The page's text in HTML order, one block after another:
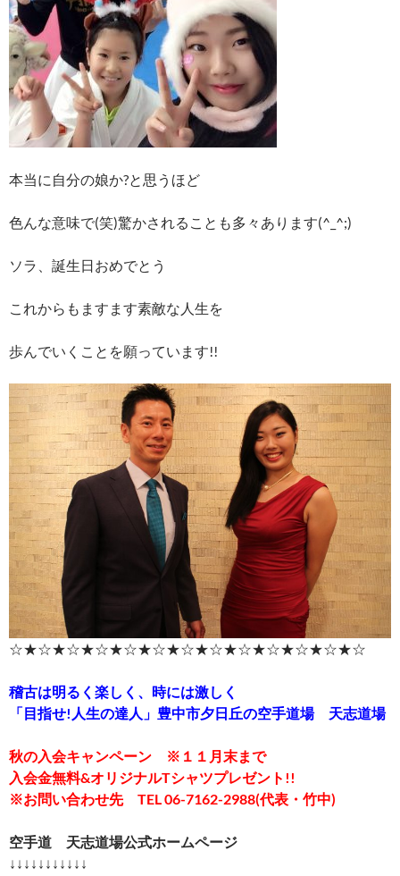
本当に自分の娘か?と思うほど
色んな意味で(笑)驚かされることも多々あります(^_^;)
ソラ、誕生日おめでとう
これからもますます素敵な人生を
歩んでいくことを願っています!!
☆★☆★☆★☆★☆★☆★☆★☆★☆★☆★☆★☆★☆
稽古は明るく楽しく、時には激しく
「目指せ!人生の達人」豊中市夕日丘の空手道場 天志道場
秋の入会キャンペーン ※１１月末まで
入会金無料&オリジナルTシャツプレゼント!!
※お問い合わせ先 TEL 06-7162-2988(代表・竹中)
空手道 天志道場公式ホームページ
↓↓↓↓↓↓↓↓↓↓↓